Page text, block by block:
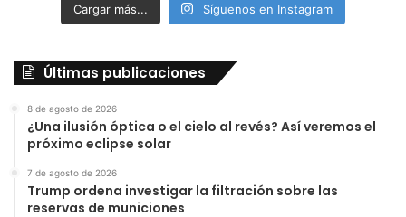
Cargar más... Síguenos en Instagram
Últimas publicaciones
8 de agosto de 2026
¿Una ilusión óptica o el cielo al revés? Así veremos el
próximo eclipse solar
7 de agosto de 2026
Trump ordena investigar la filtración sobre las
reservas de municiones